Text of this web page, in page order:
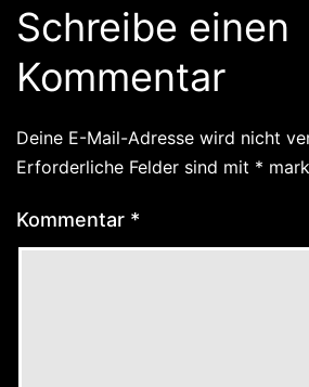
Schreibe einen
Kommentar
Deine E-Mail-Adresse wird nicht
Erforderliche Felder sind mit *
Kommentar *